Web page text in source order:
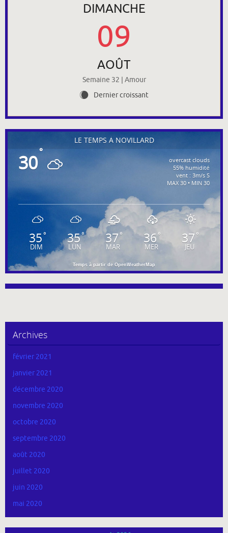
DIMANCHE
09
AOÛT
Semaine 32 | Amour
X Dernier croissant
LE TEMPS À NOVILLARD
30°
overcast clouds
55% humidité
vent : 3m/s S
MAX 30 • MIN 30
35°
DIM
35°
LUN
37°
MAR
36°
MER
37 °
JEU
Temps à partir de OpenWeatherMap
Archives
février 2021
janvier 2021
décembre 2020
novembre 2020
octobre 2020
septembre 2020
août 2020
juillet 2020
juin 2020
mai 2020